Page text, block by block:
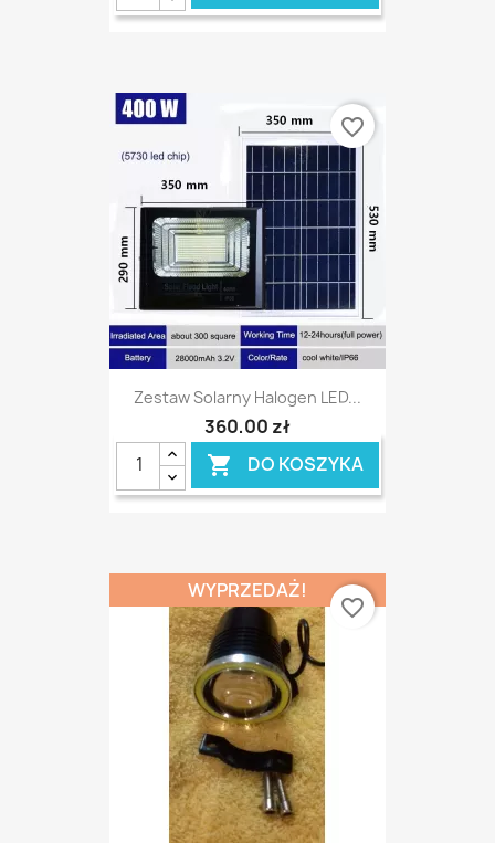
Zestaw Solarny Halogen LED...
360,00 zł
 DO KOSZYKA
favorite_border
WYPRZEDAŻ!
favorite_border